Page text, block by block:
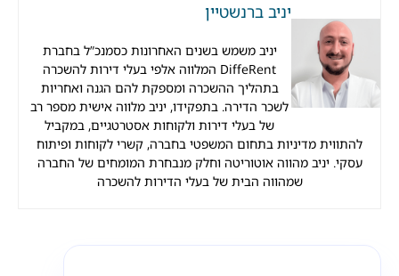
יניב ברנשטיין
יניב משמש בשנים האחרונות כסמנכ”ל בחברת
DiffeRent המלווה אלפי בעלי דירות להשכרה
בתהליך ההשכרה ומספקת להם הגנה ואחריות
לשכר הדירה. בתפקידו, יניב מלווה אישית מספר רב
של בעלי דירות ולקוחות אסטרטגיים, במקביל
להתווית מדיניות בתחום המשפטי בחברה, קשרי לקוחות ופיתוח
עסקי. יניב מהווה אוטוריטה וחלק מנבחרת המומחים של החברה
שמהווה הבית של בעלי הדירות להשכרה